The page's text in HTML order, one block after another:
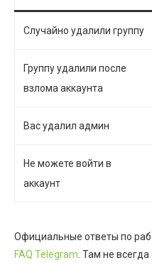
Случайно удалили группу
Группу удалили после
взлома аккаунта
Вас удалил админ
Не можете войти в
аккаунт
Официальные ответы по
FAQ Telegram . Там не